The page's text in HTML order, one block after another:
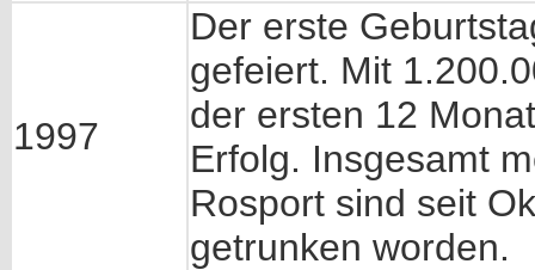
1997
Der erste
gefeiert. Mit
der ersten 12
Erfolg. Insgesamt
Rosport sind seit
getrunken worden.